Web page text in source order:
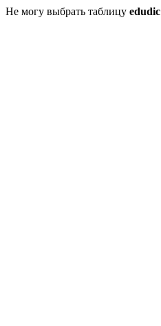
Не могу выбрать таблицу edudic